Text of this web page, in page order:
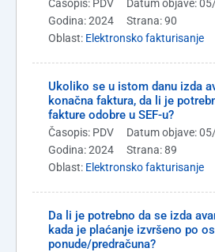
Časopis: PDV Datum objave:
Godina: 2024
Strana: 90
Oblast: Elektronsko fakturisanje
Ukoliko se u istom danu izda
konačna faktura, da li je
fakture odobre u SEF-u?
Časopis: PDV Datum objave:
Godina: 2024
Strana: 89
Oblast: Elektronsko fakturisanje
Da li je potrebno da se izda
kada je plaćanje izvršeno po
ponude/predračuna?